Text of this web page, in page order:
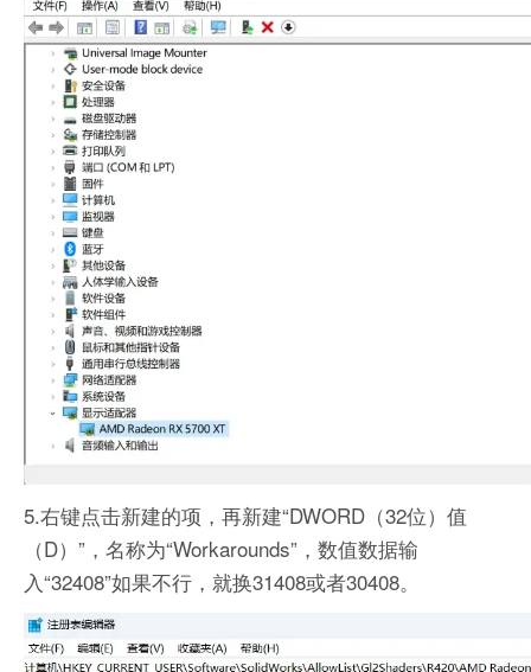
5.右键点击新建的项，再新建“DWORD（32位）值
（D）”，名称为“Workarounds”，数值数据输
入“32408”如果不行，就换31408或者30408。